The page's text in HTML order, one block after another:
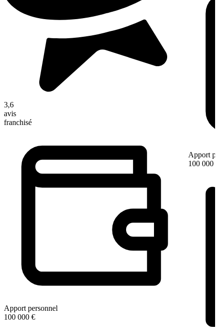
3,6
avis
franchisé
Apport personnel
100 000 €
Apport
100 000 €